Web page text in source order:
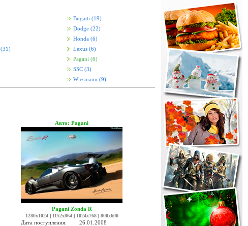
Bugatti (19)
Dodge (22)
Honda (6)
(31) Lexus (6)
Pagani (6)
SSC (3)
Wiesmann (9)
Авто: Pagani
Pagani Zonda R
1280x1024| 1152x864| 1024x768| 800x600
Дата поступления:
26.01.2008